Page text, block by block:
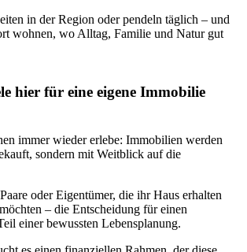
in der Region oder pendeln täglich – und
wohnen, wo Alltag, Familie und Natur gut
hier für eine eigene Immobilie
immer wieder erlebe: Immobilien werden
sondern mit Weitblick auf die
oder Eigentümer, die ihr Haus erhalten
– die Entscheidung für einen
einer bewussten Lebensplanung.